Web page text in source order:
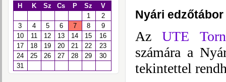
H K Sz Cs P Sz
V
1
2
3
4 5 6 7 8
9
10
11 12 13 14 15
16
17
18 19 20 21 22
23
24
25 26 27 28 29
30
31
Nyári
Az UTE
számára a
tekintettel